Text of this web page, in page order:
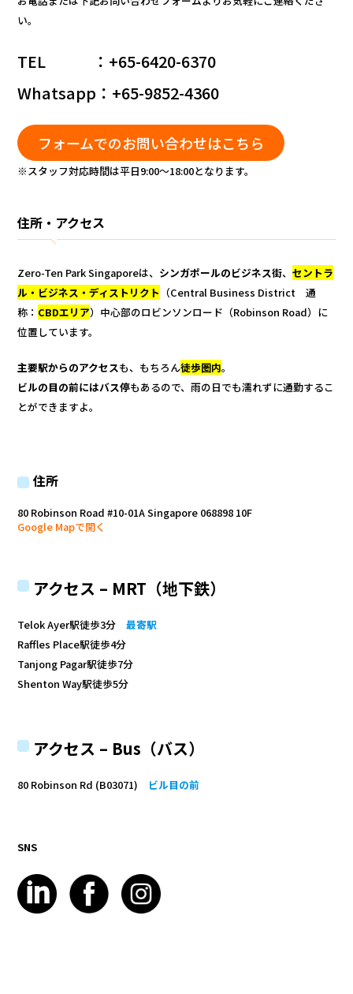
い。
TEL ：+65-6420-6370
Whatsapp：+65-9852-4360
フォームでのお問い合わせはこちら
※スタッフ対応時間は平日9:00〜18:00となります。
住所・ アクセス
Zero-Ten Park Singaporeは、 シンガポールのビジネス街、セントラ
ル・ビジネス・ディストリクト （Central Business District 通
称： CBDエリア）中心部のロビンソンロード（Robinson Road）に
位置しています。
主要駅からのアクセスも、もちろん徒歩圏内。
ビルの目の前にはバス停もあるので、雨の日でも濡れずに通勤するこ
とができますよ。
住所
80 Robinson Road #10-01A Singapore 068898 10F
Google Mapで開く
アクセス – MRT（地下鉄）
Telok Ayer駅徒歩3分最寄駅
Raffles Place駅徒歩4分
Tanjong Pagar駅徒歩7分
Shenton Way駅徒歩5分
アクセス – Bus（バス）
80 Robinson Rd (B03071) ビル目の前
SNS